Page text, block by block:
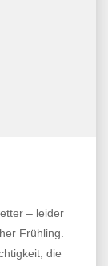
– leider
Frühling.
die